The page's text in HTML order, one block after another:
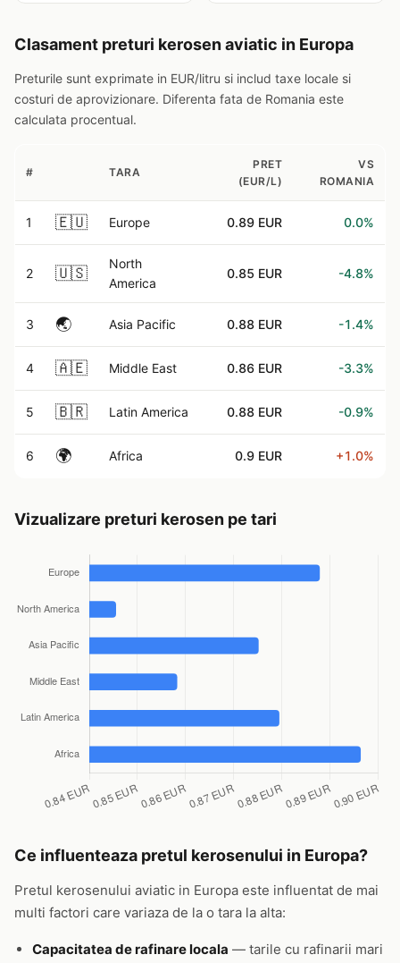
Clasament preturi kerosen aviatic in Europa
Preturile sunt exprimate in EUR/litru si includ taxe locale si
costuri de aprovizionare. Diferenta fata de Romania este
calculata procentual.
# TARA
PRET
(EUR/L)
VS
ROMANIA
1 🇪🇺 Europe 0.89 EUR 0.0%
2 🇺🇸
North
America
0.85 EUR -4.8%
3 🌏 Asia Pacific 0.88 EUR -1.4%
4 🇦🇪 Middle East 0.86 EUR -3.3%
5 🇧🇷 Latin America 0.88 EUR -0.9%
6 🌍 Africa 0.9 EUR +1.0%
Vizualizare preturi kerosen pe tari
Ce influenteaza pretul kerosenului in Europa?
Pretul kerosenului aviatic in Europa este influentat de mai
multi factori care variaza de la o tara la alta:
Capacitatea de rafinare locala — tarile cu rafinarii mari